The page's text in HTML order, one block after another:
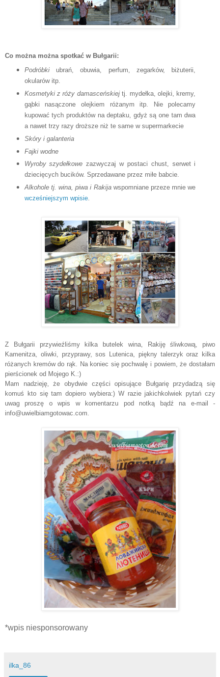
Co można można spotkać w Bułgarii:
Podróbki ubrań, obuwia, perfum, zegarków, biżuterii,
okularów itp.
Kosmetyki z róży damasceńskiejtj. mydełka, olejki, kremy,
gąbki nasączone olejkiem różanym itp. Nie polecamy
kupować tych produktów na deptaku, gdyż są one tam dwa
a nawet trzy razy droższe niż te same w supermarkecie
Skóry i galanteria
Fajki wodne
Wyroby szydełkowe zazwyczaj w postaci chust, serwet i
dziecięcych bucików. Sprzedawane przez miłe babcie.
Alkohole tj. wina, piwa i Rakijawspomniane przeze mnie we
wcześniejszym wpisie.
Z Bułgarii przywieźliśmy kilka butelek wina, Rakiję śliwkową, piwo
Kamenitza, oliwki, przyprawy, sos Lutenica, piękny talerzyk oraz kilka
różanych kremów do rąk. Na koniec się pochwalę i powiem, że dostałam
pierścionek od Mojego K.:)
Mam nadzieję, że obydwie części opisujące Bułgarię przydadzą się
komuś kto się tam dopiero wybiera:) W razie jakichkolwiek pytań czy
uwag proszę o wpis w komentarzu pod notką bądź na e-mail -
info@uwielbiamgotowac.com.
*wpis niesponsorowany
ilka_86